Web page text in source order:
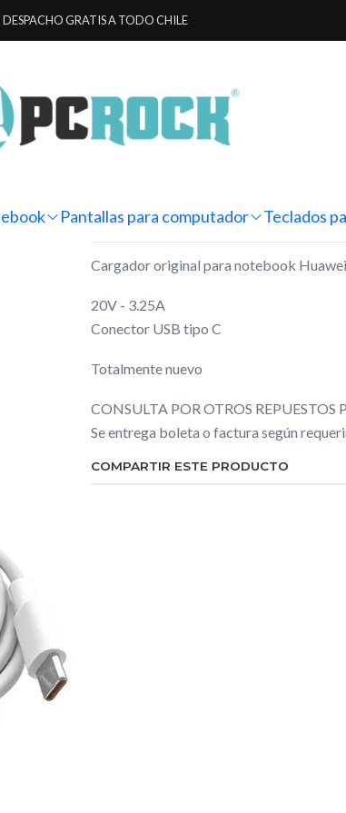
Pantallas para computador Teclados
DESPACHO GRATIS A TODO CHILE
Huawei Cargador Original Notebook Huawei
Cargador
MateBook D 14
DESCRIPCIÓN
Cargador original para notebook
20V - 3.25A
Conector USB tipo C
Totalmente nuevo
CONSULTA POR OTROS REPUESTOS
Se entrega boleta o factura según
COMPARTIR ESTE PRODUCTO